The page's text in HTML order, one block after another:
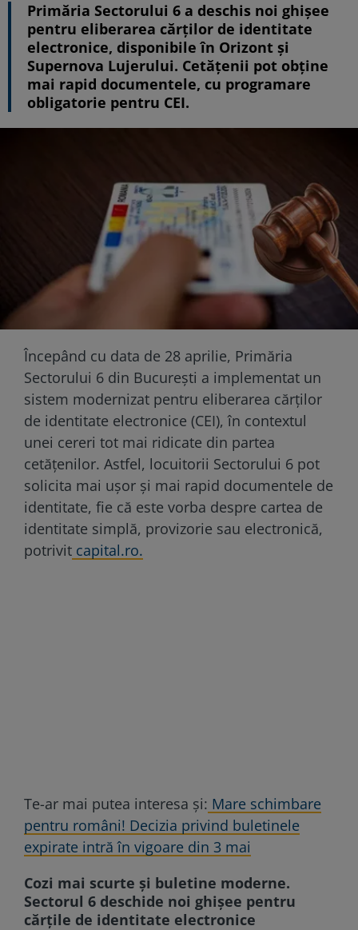
Primăria Sectorului 6 a deschis noi ghișee
pentru eliberarea cărților de identitate
electronice, disponibile în Orizont și
Supernova Lujerului. Cetățenii pot obține
mai rapid documentele, cu programare
obligatorie pentru CEI.
Începând cu data de 28 aprilie, Primăria
Sectorului 6 din București a implementat un
sistem modernizat pentru eliberarea cărților
de identitate electronice (CEI), în contextul
unei cereri tot mai ridicate din partea
cetățenilor. Astfel, locuitorii Sectorului 6 pot
solicita mai ușor și mai rapid documentele de
identitate, fie că este vorba despre cartea de
identitate simplă, provizorie sau electronică,
potrivit capital.ro.
Te-ar mai putea interesa și: Mare schimbare
pentru români! Decizia privind buletinele
expirate intră în vigoare din 3 mai
Cozi mai scurte și buletine moderne.
Sectorul 6 deschide noi ghișee pentru
cărțile de identitate electronice